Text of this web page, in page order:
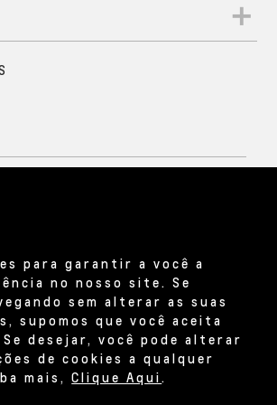
para garantir a você a
no nosso site. Se
sem alterar as suas
supomos que você aceita
desejar, você pode alterar
de cookies a qualquer
mais,Clique Aqui.